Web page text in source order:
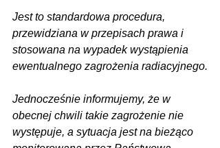
Jest to standardowa procedura,
przewidziana w przepisach prawa i
stosowana na wypadek wystąpienia
ewentualnego zagrożenia radiacyjnego.
Jednocześnie informujemy, że w
obecnej chwili takie zagrożenie nie
występuje, a sytuacja jest na bieżąco